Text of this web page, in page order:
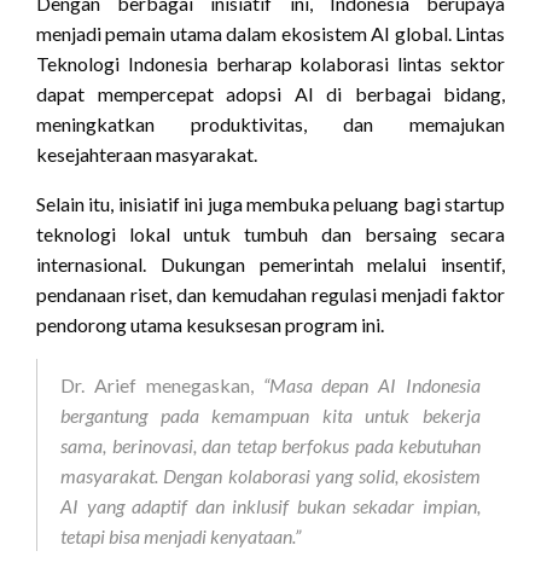
menjadi pemain utama dalam ekosistem AI global. Lintas
Teknologi Indonesia berharap kolaborasi lintas sektor
dapat mempercepat adopsi AI di berbagai bidang,
meningkatkan produktivitas, dan memajukan
kesejahteraan masyarakat.
Selain itu, inisiatif ini juga membuka peluang bagi startup
teknologi lokal untuk tumbuh dan bersaing secara
internasional. Dukungan pemerintah melalui insentif,
pendanaan riset, dan kemudahan regulasi menjadi faktor
pendorong utama kesuksesan program ini.
Dr. Arief menegaskan, “Masa depan AI Indonesia
bergantung pada kemampuan kita untuk bekerja
sama, berinovasi, dan tetap berfokus pada kebutuhan
masyarakat. Dengan kolaborasi yang solid, ekosistem
AI yang adaptif dan inklusif bukan sekadar impian,
tetapi bisa menjadi kenyataan.”